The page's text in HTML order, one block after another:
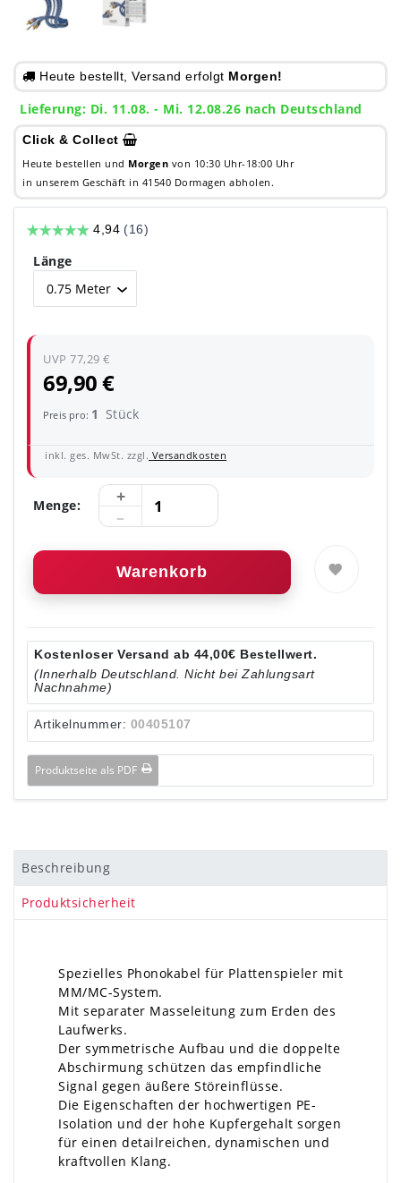
Heute bestellt, Versand erfolgt Morgen!
Lieferung: Di. 11.08. - Mi. 12.08.26 nach Deutschland
Click & Collect
Heute bestellen und Morgen von 10:30 Uhr-18:00 Uhr
in unserem Geschäft in 41540 Dormagen abholen.
Länge
UVP 77,29 €
69,90 €
Preis pro: 1 Stück
inkl. ges. MwSt. zzgl. Versandkosten
Menge:
Warenkorb
Kostenloser Versand ab 44,00€ Bestellwert.
(Innerhalb Deutschland. Nicht bei Zahlungsart
Nachnahme)
Artikelnummer: 00405107
Produktseite als PDF
Beschreibung
Produktsicherheit
Spezielles Phonokabel für Plattenspieler mit
MM/MC-System.
Mit separater Masseleitung zum Erden des
Laufwerks.
Der symmetrische Aufbau und die doppelte
Abschirmung schützen das empfindliche
Signal gegen äußere Störeinflüsse.
Die Eigenschaften der hochwertigen PE-
Isolation und der hohe Kupfergehalt sorgen
für einen detailreichen, dynamischen und
kraftvollen Klang.